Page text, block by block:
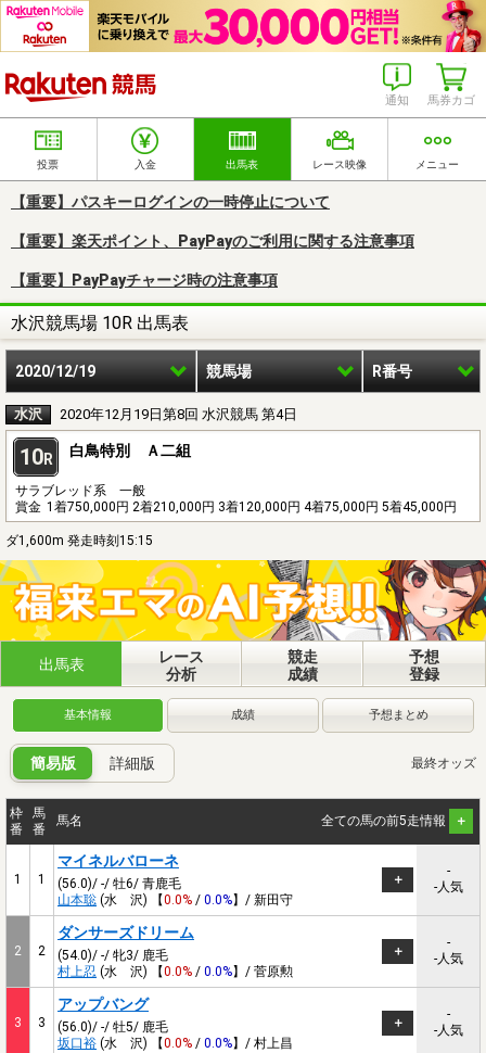
馬券カゴ
通知
投票 入金 出馬表 レース映像 メニュー
【重要】パスキーログインの一時停止について
【重要】楽天ポイント、PayPayのご利用に関する注意事項
【重要】PayPayチャージ時の注意事項
水沢競馬場 10R 出馬表
2020/12/19 競馬場 R番号
水沢 2020年12月19日第8回 水沢競馬 第4日
10R 白鳥特別 Ａ二組
サラブレッド系 一般
賞金 1着750,000円 2着210,000円 3着120,000円 4着75,000円 5着45,000円
ダ1,600m 発走時刻15:15
出馬表
レース
分析
競走
成績
予想
登録
基本情報 成績 予想まとめ
簡易版 詳細版 最終オッズ
枠
番
馬
番
馬名 全ての馬の前5走情報
1 1
マイネルバローネ
(56.0)/ -/ 牡6/ 青鹿毛
山本聡 (水 沢) 【0.0% / 0.0%】/ 新田守
-
-人気
2 2
ダンサーズドリーム
(54.0)/ -/ 牝3/ 鹿毛
村上忍 (水 沢) 【0.0% / 0.0%】/ 菅原勲
-
-人気
3 3
アップバング
(56.0)/ -/ 牡5/ 鹿毛
坂口裕 (水 沢) 【0.0% / 0.0%】/ 村上昌
-
-人気